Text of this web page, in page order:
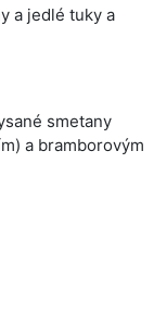
a jedlé tuky a
smetany
a bramborovým